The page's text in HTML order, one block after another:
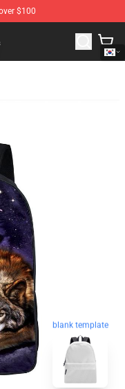
$100
Anime Backpack Store
blank template